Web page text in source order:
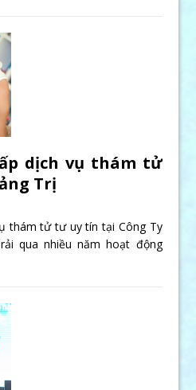
dịch vụ thám tử
Trị
thám tử tư uy tín tại Công Ty
qua nhiều năm hoạt động